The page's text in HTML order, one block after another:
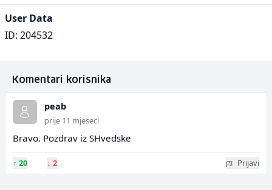
User Data
ID: 204532
Komentari korisnika
peab
prije 11 mjeseci
Bravo. Pozdrav iz SHvedske
↑ 20 ↓ 2 Prijavi